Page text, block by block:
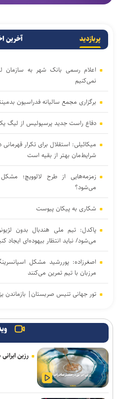
پربازدید آخرین
اعلام رسمی بانک شهر به
نمی‌کنیم
برگزاری مجمع سالیانه فدراسیون
دفاع راست جدید پرسپولیس از لیگ
میکائیلی: استقلال برای تکرار
شرایط‌مان بهتر از بقیه است
زمزمه‌هایی از طرح لالوویچ؛
می‌شود؟
شکاری به پیکان پیوست
پاکدل: تیم ملی هندبال بدون
می‌شود/ نباید انتظار بیهوده‌ای ایجاد
اصغرزاده: پوررشید مشکل
مرزبان با تیم تمرین می‌کنند
تور جهانی تنیس صربستان| بازماندن
تساوی پرسپولیس و آلومینیوم در
خورد
واکنش باشگاه استقلال خوزستان به
مدیره
رزین